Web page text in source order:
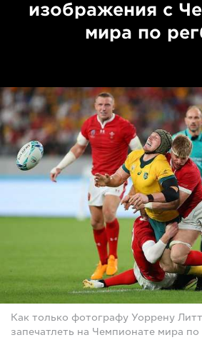
изображения с
мира по
Как только фотографу Уоррену
запечатлеть на Чемпионате мира по